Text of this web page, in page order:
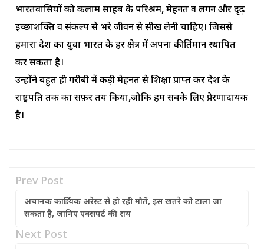
भारतवासियों को कलाम साहब के परिश्रम, मेहनत व लगन और दृढ़
इच्छाशक्ति व संकल्प से भरे जीवन से सीख लेनी चाहिए। जिससे
हमारा देश का युवा भारत के हर क्षेत्र में अपना कीर्तिमान स्थापित
कर सकता है।
उन्होंने बहुत ही गरीबी में कड़ी मेहनत से शिक्षा प्राप्त कर देश के
राष्ट्रपति तक का सफ़र तय किया,जोकि हम सबके लिए प्रेरणादायक
है।
Prev Post
अचानक कार्डियक अरेस्ट से हो रही मौतें, इस खतरे को टाला जा
सकता है, जानिए एक्सपर्ट की राय
Next Post